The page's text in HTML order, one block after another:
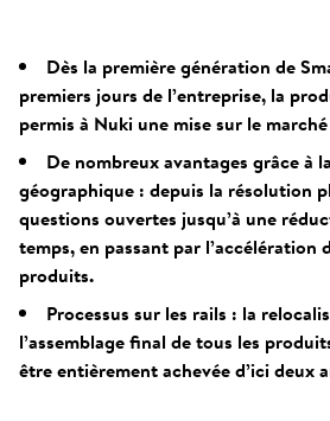
Dès la première génération de
premiers jours de l’entreprise, la
permis à Nuki une mise sur le
De nombreux avantages grâce à
géographique : depuis la résolution
questions ouvertes jusqu’à une
temps, en passant par l’accélération
produits.
Processus sur les rails : la
l’assemblage final de tous les
être entièrement achevée d’ici deux